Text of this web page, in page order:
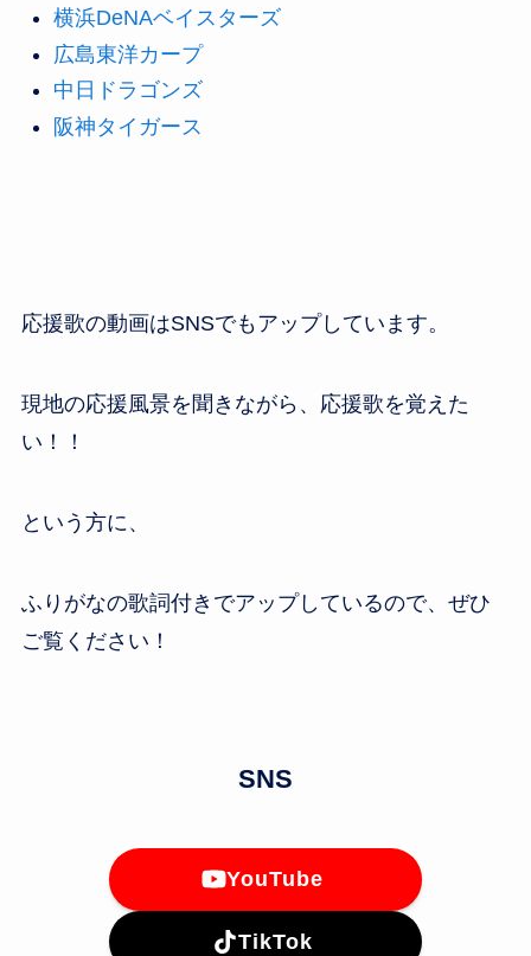
横浜DeNAベイスターズ
広島東洋カープ
中日ドラゴンズ
阪神タイガース
応援歌の動画はSNSでもアップしています。
現地の応援風景を聞きながら、応援歌を覚えた
い！！
という方に、
ふりがなの歌詞付きでアップしているので、ぜひ
ご覧ください！
SNS
YouTube
TikTok